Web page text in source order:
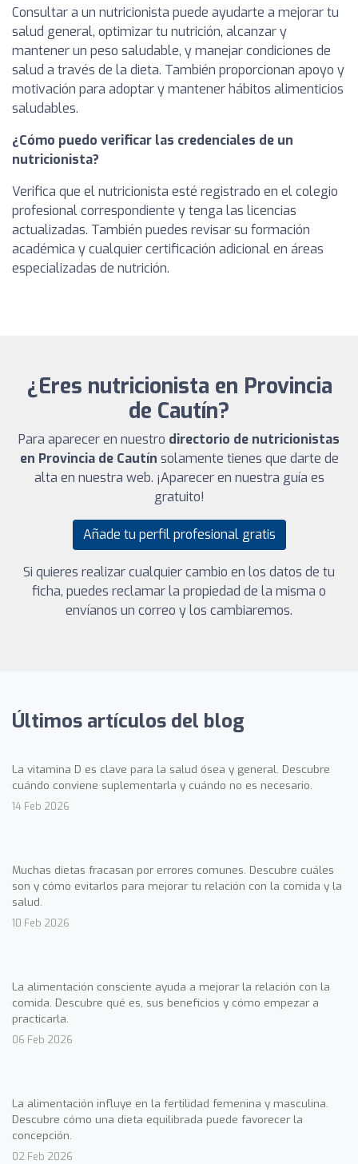
Consultar a un nutricionista puede ayudarte a mejorar tu
salud general, optimizar tu nutrición, alcanzar y
mantener un peso saludable, y manejar condiciones de
salud a través de la dieta. También proporcionan apoyo y
motivación para adoptar y mantener hábitos alimenticios
saludables.
¿Cómo puedo verificar las credenciales de un
nutricionista?
Verifica que el nutricionista esté registrado en el colegio
profesional correspondiente y tenga las licencias
actualizadas. También puedes revisar su formación
académica y cualquier certificación adicional en áreas
especializadas de nutrición.
¿Eres nutricionista en Provincia
de Cautín?
Para aparecer en nuestro directorio de nutricionistas
en Provincia de Cautín solamente tienes que darte de
alta en nuestra web. ¡Aparecer en nuestra guía es
gratuito!
Añade tu perfil profesional gratis
Si quieres realizar cualquier cambio en los datos de tu
ficha, puedes reclamar la propiedad de la misma o
envíanos un correo y los cambiaremos.
Últimos artículos del blog
La vitamina D es clave para la salud ósea y general. Descubre
cuándo conviene suplementarla y cuándo no es necesario.
14 Feb 2026
Muchas dietas fracasan por errores comunes. Descubre cuáles
son y cómo evitarlos para mejorar tu relación con la comida y la
salud.
10 Feb 2026
La alimentación consciente ayuda a mejorar la relación con la
comida. Descubre qué es, sus beneficios y cómo empezar a
practicarla.
06 Feb 2026
La alimentación influye en la fertilidad femenina y masculina.
Descubre cómo una dieta equilibrada puede favorecer la
concepción.
02 Feb 2026